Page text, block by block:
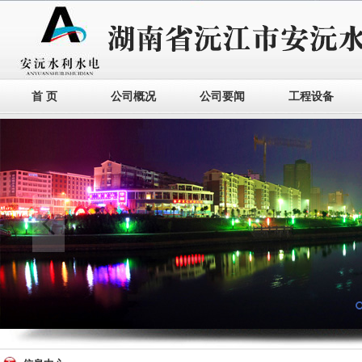
首 页 公司概况 公司要闻 工程设备